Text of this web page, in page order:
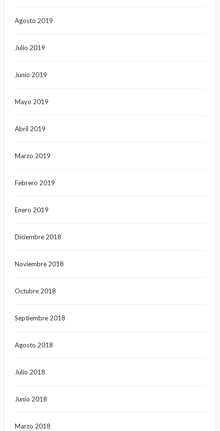
Agosto 2019
Julio 2019
Junio 2019
Mayo 2019
Abril 2019
Marzo 2019
Febrero 2019
Enero 2019
Diciembre 2018
Noviembre 2018
Octubre 2018
Septiembre 2018
Agosto 2018
Julio 2018
Junio 2018
Marzo 2018